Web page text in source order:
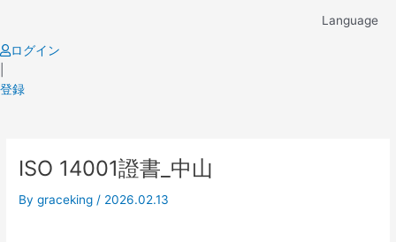
content
Language
ログイン
登録
ISO 14001證書_中山
Bygraceking / 2026.02.13
navigation